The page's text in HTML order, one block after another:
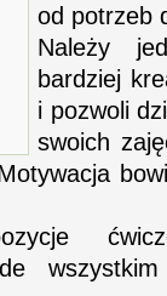
od potrzeb
Należy
bardziej
i pozwoli
swoich